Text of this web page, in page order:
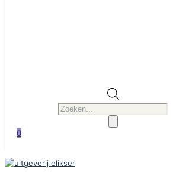
Producten
0